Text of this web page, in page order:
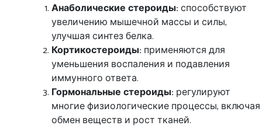
Анаболические стероиды:способствуют
увеличению мышечной массы и силы,
улучшая синтез белка.
Кортикостероиды: применяются для
уменьшения воспаления и подавления
иммунного ответа.
Гормональные стероиды: регулируют
многие физиологические процессы, включая
обмен веществ и рост тканей.